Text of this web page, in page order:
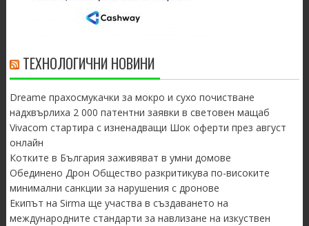
ТЕХНОЛОГИЧНИ НОВИНИ
Dreame прахосмукачки за мокро и сухо почистване
надхвърлиха 2 000 патентни заявки в световен мащаб
Vivacom стартира с изненадващи Шок оферти през август
онлайн
Котките в България заживяват в умни домове
Обединено Дрон Общество разкритикува по-високите
минимални санкции за нарушения с дронове
Екипът на Sirma ще участва в създаването на
международните стандарти за навлизане на изкуствен